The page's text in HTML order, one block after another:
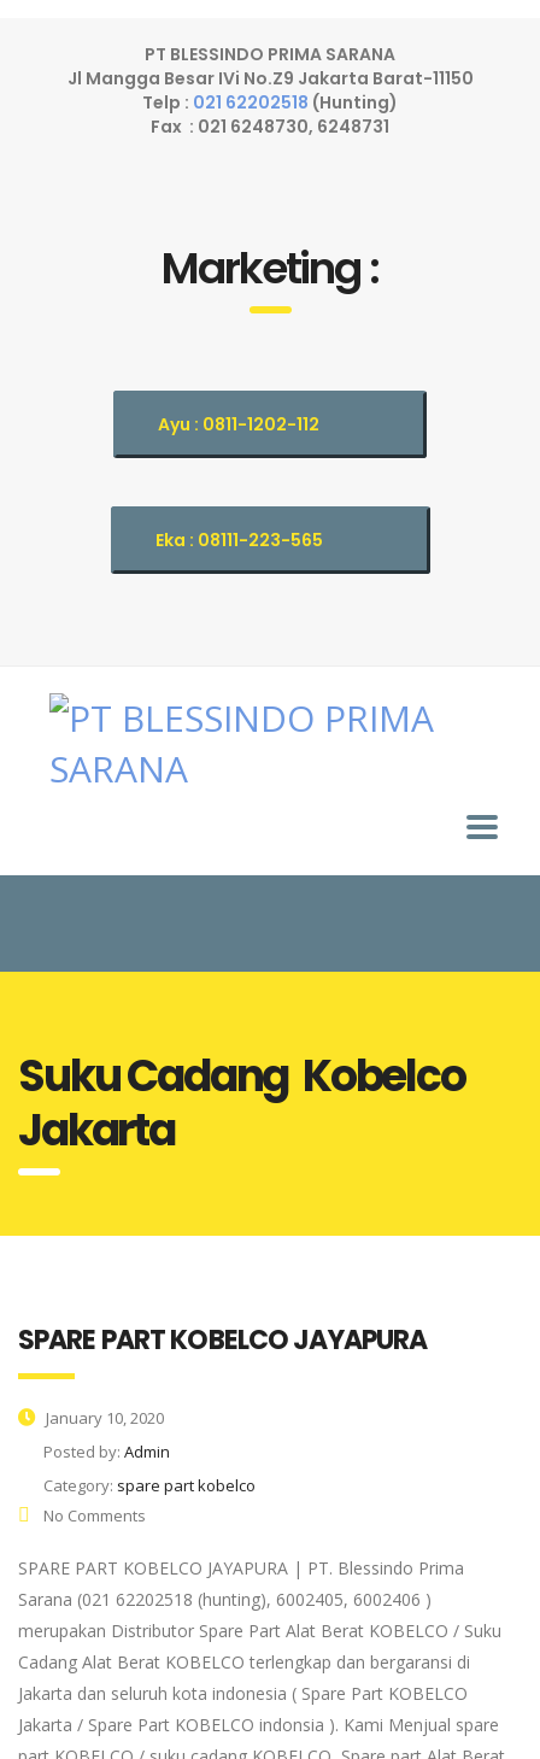
PT BLESSINDO PRIMA SARANA
Jl Mangga Besar IVi No.Z9 Jakarta Barat-11150
Telp : 021 62202518 (Hunting)
Fax : 021 6248730, 6248731
Marketing :
Ayu : 0811-1202-112
Eka : 08111-223-565
Suku Cadang Kobelco
Jakarta
SPARE PART KOBELCO JAYAPURA
January 10, 2020
Posted by: Admin
Category: spare part kobelco
No Comments
SPARE PART KOBELCO JAYAPURA | PT. Blessindo Prima
Sarana (021 62202518 (hunting), 6002405, 6002406 )
merupakan Distributor Spare Part Alat Berat KOBELCO / Suku
Cadang Alat Berat KOBELCO terlengkap dan bergaransi di
Jakarta dan seluruh kota indonesia ( Spare Part KOBELCO
Jakarta / Spare Part KOBELCO indonsia ). Kami Menjual spare